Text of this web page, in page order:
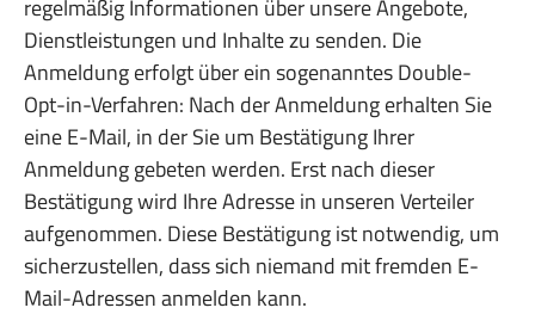
regelmäßig Informationen über unsere Angebote,
Dienstleistungen und Inhalte zu senden. Die
Anmeldung erfolgt über ein sogenanntes Double-
Opt-in-Verfahren: Nach der Anmeldung erhalten Sie
eine E-Mail, in der Sie um Bestätigung Ihrer
Anmeldung gebeten werden. Erst nach dieser
Bestätigung wird Ihre Adresse in unseren Verteiler
aufgenommen. Diese Bestätigung ist notwendig, um
sicherzustellen, dass sich niemand mit fremden E-
Mail-Adressen anmelden kann.